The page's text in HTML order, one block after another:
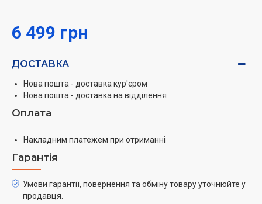
6 499 грн
ДОСТАВКА
Нова пошта - доставка кур'єром
Нова пошта - доставка на відділення
Оплата
Накладним платежем при отриманні
Гарантія
Умови гарантії, повернення та обміну товару уточнюйте у
продавця.